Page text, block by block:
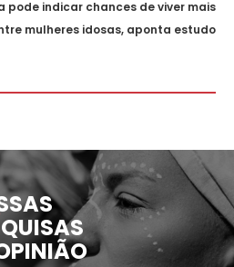
pode indicar chances de viver mais
mulheres idosas, aponta estudo